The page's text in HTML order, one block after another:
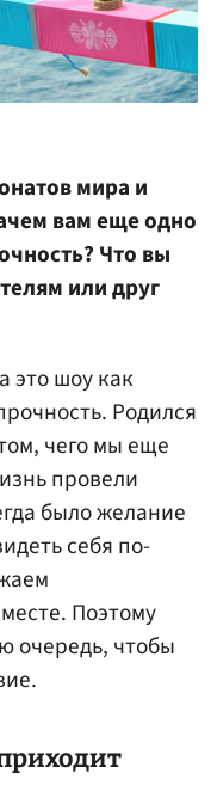
мира и
вам еще одно
Что вы
или друг
это шоу как
Родился
чего мы еще
провели
было желание
себя по-
Поэтому
очередь, чтобы